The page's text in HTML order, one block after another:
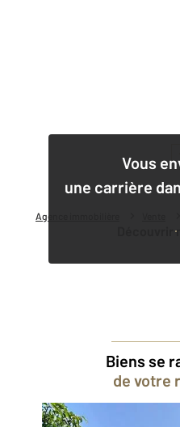
Agence immobilière
Vous
une carrière
Biens se
de votre